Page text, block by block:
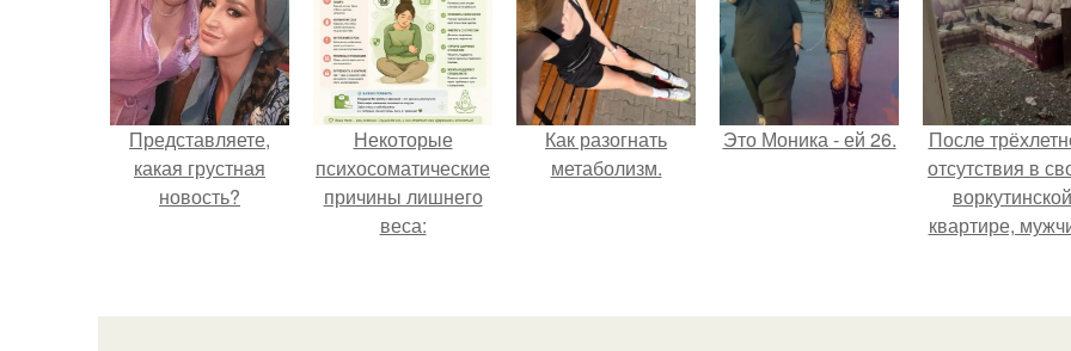
Представляете,
какая грустная
новость?
Некоторые
психосоматические
причины лишнего
веса:
Как разогнать
метаболизм.
Это Моника - ей 26.
После
отсутствия в
воркутинской
квартире,
жилище